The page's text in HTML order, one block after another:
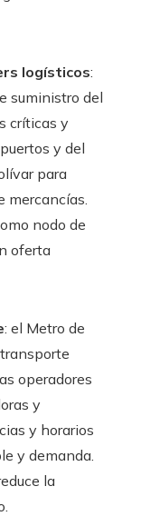
logísticos:
suministro del
críticas y
y del
para
mercancías.
nodo de
oferta
: el Metro de
operadores
y
y horarios
y demanda.
la